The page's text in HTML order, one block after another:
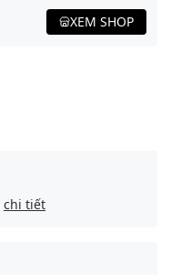
XEM SHOP
chi tiết